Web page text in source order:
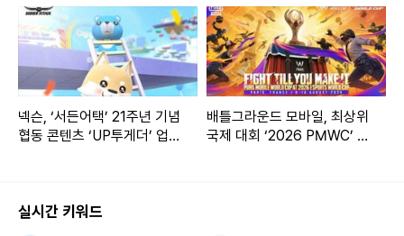
넥슨, ‘서든어택’ 21주년 기념
협동 콘텐츠 ‘UP투게더’ 업데
배틀그라운드 모바일, 최상위
국제 대회 ‘2026 PMWC’ 개
실시간 키워드